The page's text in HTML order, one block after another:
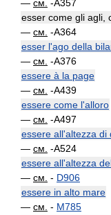
— см. -A357
esser come gli agli,
— см. -A364
esser l'ago della
— см. -A376
essere à la page
— см. -A439
essere come l'alloro
— см. -A497
essere all'altezza di
— см. -A524
essere all'altezza
— см. - D906
essere in alto mare
— см. - M785